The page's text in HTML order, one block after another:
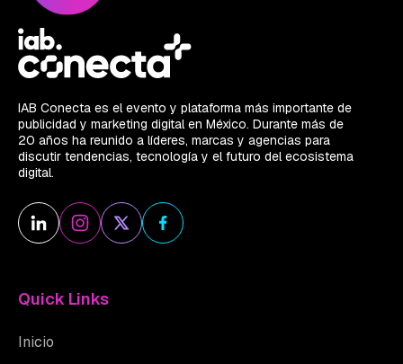
IAB Conecta es el evento y plataforma más importante de
publicidad y marketing digital en México. Durante más de
20 años ha reunido a líderes, marcas y agencias para
discutir tendencias, tecnología y el futuro del ecosistema
digital.
Quick Links
Inicio